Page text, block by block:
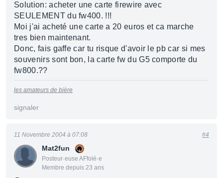
Solution: acheter une carte firewire avec
SEULEMENT du fw400. !!!
Moi j'ai acheté une carte a 20 euros et ca marche
tres bien maintenant.
Donc, fais gaffe car tu risque d'avoir le pb car si mes
souvenirs sont bon, la carte fw du G5 comporte du
fw800.??
les amateurs de bière
signaler
Mat2fun
Posteur·euse AFfolé·e
Membre depuis 23 ans
11 Novembre 2004 à 07:08 #4